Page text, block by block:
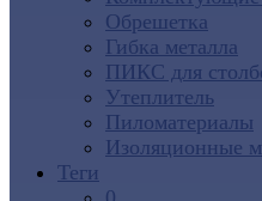
Обрешетка
Гибка металла
ПИКС для
Утеплитель
Пиломатериалы
Изоляционные
Теги